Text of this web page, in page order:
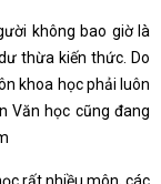
không bao giờ là
thừa kiến thức. Do
khoa học phải luôn
Văn học cũng đang
rất nhiều môn, các